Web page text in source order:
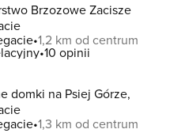
Brzozowe Zacisze
1,2 km od centrum
10 opinii
domki na Psiej Górze,
1,3 km od centrum